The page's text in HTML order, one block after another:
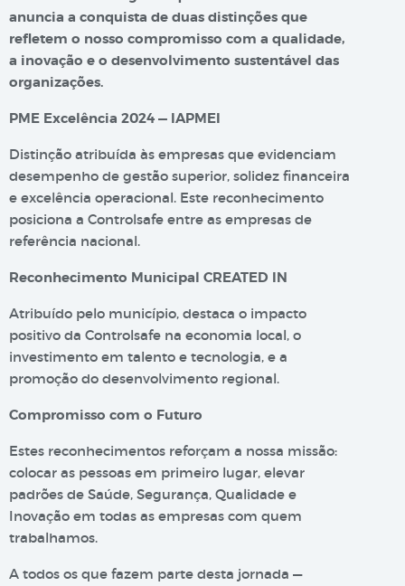
anuncia a conquista de duas distinções que
refletem o nosso compromisso com a qualidade,
a inovação e o desenvolvimento sustentável das
organizações.
PME Excelência 2024 — IAPMEI
Distinção atribuída às empresas que evidenciam
desempenho de gestão superior, solidez financeira
e excelência operacional. Este reconhecimento
posiciona a Controlsafe entre as empresas de
referência nacional.
Reconhecimento Municipal CREATED IN
Atribuído pelo município, destaca o impacto
positivo da Controlsafe na economia local, o
investimento em talento e tecnologia, e a
promoção do desenvolvimento regional.
Compromisso com o Futuro
Estes reconhecimentos reforçam a nossa missão:
colocar as pessoas em primeiro lugar, elevar
padrões de Saúde, Segurança, Qualidade e
Inovação em todas as empresas com quem
trabalhamos.
A todos os que fazem parte desta jornada —